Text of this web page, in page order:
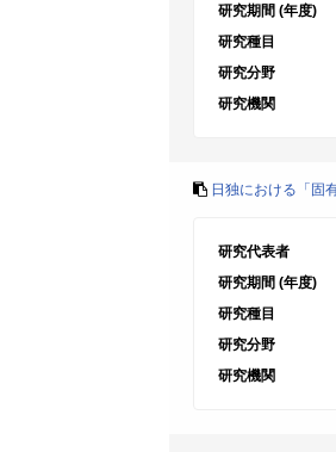
研究期間 (年度)
研究種目
研究分野
研究機関
日独における「固
研究代表者
研究期間 (年度)
研究種目
研究分野
研究機関